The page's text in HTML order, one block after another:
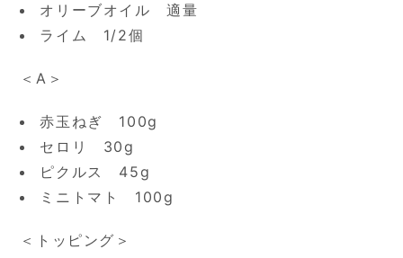
オリーブオイル 適量
ライム 1/2個
＜A＞
赤玉ねぎ 100g
セロリ 30g
ピクルス 45g
ミニトマト 100g
＜トッピング＞